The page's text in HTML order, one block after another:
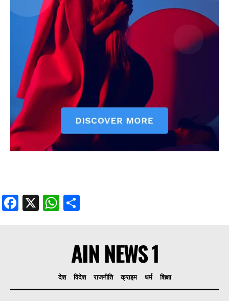
Terms of Use Agreement
Facebook
X WhatsApp
Share
Facebook
X WhatsApp
AIN NEWS 1
देश विदेश राजनीति क्राइम धर्म शिक्षा